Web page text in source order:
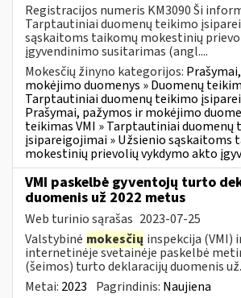
Registracijos numeris KM3090 Ši
Tarptautiniai duomenų teikimo
sąskaitoms taikomų mokestinių
įgyvendinimo susitarimas (angl....
Mokesčių žinyno kategorijos:
mokėjimo duomenys » Duomenų
Tarptautiniai duomenų teikimo
Prašymai, pažymos ir mokėjimo
teikimas VMI » Tarptautiniai duomenų
įsipareigojimai » Užsienio sąskaitoms
mokestinių prievolių vykdymo akto
VMI paskelbė gyventojų turto
duomenis už 2022 metus
Web turinio sąrašas 2023-07-25
Valstybinė mokesčių inspekcija (VMI)
internetinėje svetainėje paskelbė
(šeimos) turto deklaracijų duomenis
Metai: 2023 Pagrindinis: Naujiena